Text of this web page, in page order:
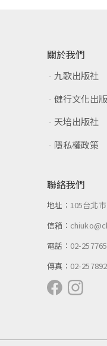
關於我們
九歌出版社
健行文化出
天培出版社
隱私權政策
聯絡我們
地址：105台北
信箱：
電話： 02-
傳真： 02-